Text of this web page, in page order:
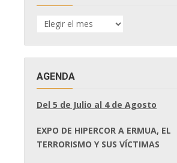
HISTÓRICO
DE
AGENDA
Del 5 de Julio al 4 de Agosto
EXPO DE HIPERCOR A ERMUA, EL
TERRORISMO Y SUS VÍCTIMAS